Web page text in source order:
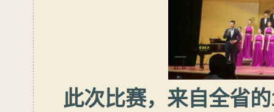
此次比赛，来自全省